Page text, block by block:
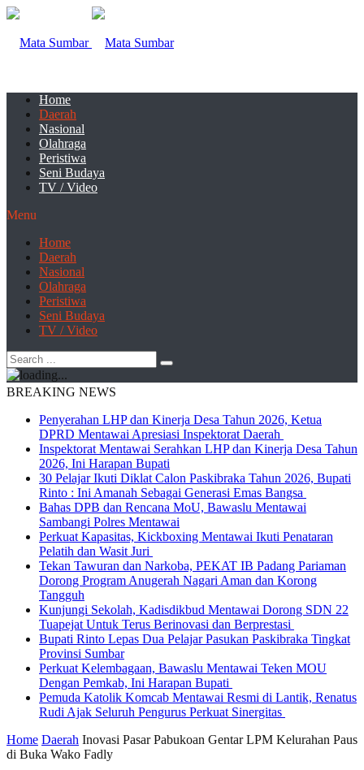
Home
Daerah
Nasional
Olahraga
Peristiwa
Seni Budaya
TV / Video
Menu
Home
Daerah
Nasional
Olahraga
Peristiwa
Seni Budaya
TV / Video
BREAKING NEWS
Penyerahan LHP dan Kinerja Desa Tahun 2026, Ketua
DPRD Mentawai Apresiasi Inspektorat Daerah
Inspektorat Mentawai Serahkan LHP dan Kinerja Desa Tahun
2026, Ini Harapan Bupati
30 Pelajar Ikuti Diklat Calon Paskibraka Tahun 2026, Bupati
Rinto : Ini Amanah Sebagai Generasi Emas Bangsa
Bahas DPB dan Rencana MoU, Bawaslu Mentawai
Sambangi Polres Mentawai
Perkuat Kapasitas, Kickboxing Mentawai Ikuti Penataran
Pelatih dan Wasit Juri
Tekan Tawuran dan Narkoba, PEKAT IB Padang Pariaman
Dorong Program Anugerah Nagari Aman dan Korong
Tangguh
Kunjungi Sekolah, Kadisdikbud Mentawai Dorong SDN 22
Tuapejat Untuk Terus Berinovasi dan Berprestasi
Bupati Rinto Lepas Dua Pelajar Pasukan Paskibraka Tingkat
Provinsi Sumbar
Perkuat Kelembagaan, Bawaslu Mentawai Teken MOU
Dengan Pemkab, Ini Harapan Bupati
Pemuda Katolik Komcab Mentawai Resmi di Lantik, Renatus
Rudi Ajak Seluruh Pengurus Perkuat Sinergitas
Home Daerah Inovasi Pasar Pabukoan Gentar LPM Kelurahan Paus
di Buka Wako Fadly